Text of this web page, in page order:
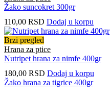
Žako suncokret 300gr
110,00 RSD Dodaj u korpu
Brzi pregled
Hrana za ptice
Nutripet hrana za nimfe 400gr
180,00 RSD Dodaj u korpu
Žako hrana za tigrice 400gr